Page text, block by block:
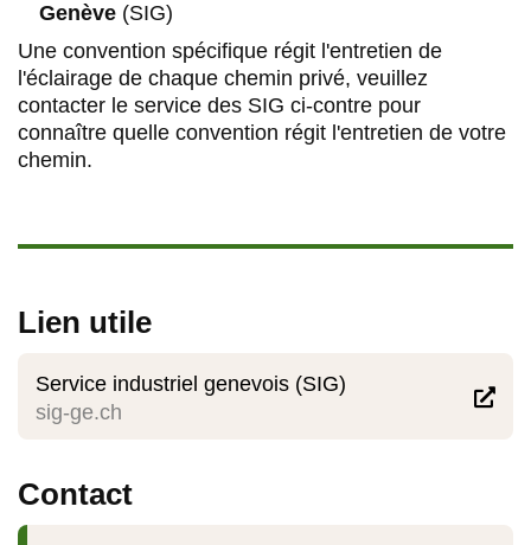
Genève (SIG)
Une convention spécifique régit l'entretien de
l'éclairage de chaque chemin privé, veuillez
contacter le service des SIG ci-contre pour
connaître quelle convention régit l'entretien de votre
chemin.
Lien utile

Service industriel genevois (SIG)
sig-ge.ch
Contact